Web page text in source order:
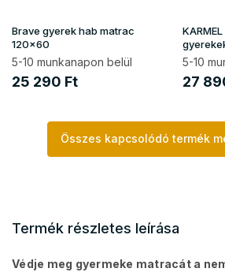
Brave gyerek hab matrac
120x60
5-10 munkanapon belül
25 290 Ft
5-10
27
Összes kapcsolódó termék
Termék részletes leírása
Védje meg gyermeke matracát a